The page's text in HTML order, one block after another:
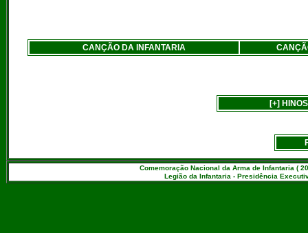
CANÇÃO DA INFANTARIA
[+]
Comemoração Nacional da Arma de Infantaria (
Legião da Infantaria - Presidência